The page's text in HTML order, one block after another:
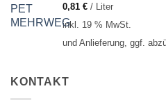
0,81 € / Liter
inkl. 19 % MwSt.
und Anlieferung, ggf.
KONTAKT